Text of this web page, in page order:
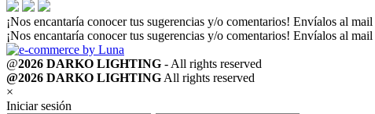
¡Nos encantaría conocer tus sugerencias y/o comentarios! Envíalos al mail
¡Nos encantaría conocer tus sugerencias y/o comentarios! Envíalos al mail
@2026 DARKO LIGHTING - All rights reserved
@2026 DARKO LIGHTING All rights reserved
×
Iniciar sesión